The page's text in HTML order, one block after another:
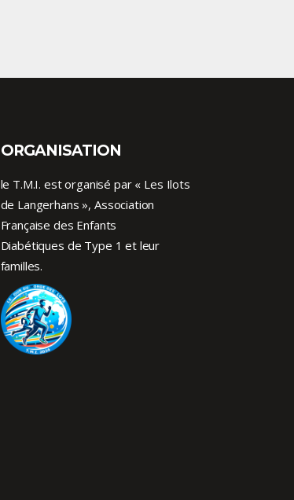
ORGANISATION
le T.M.I. est organisé par « Les Ilots
de Langerhans », Association
Française des Enfants
Diabétiques de Type 1 et leur
familles.